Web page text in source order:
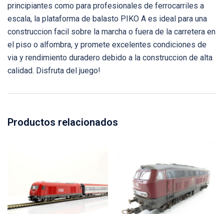
principiantes como para profesionales de ferrocarriles a
escala, la plataforma de balasto PIKO A es ideal para una
construccion facil sobre la marcha o fuera de la carretera en
el piso o alfombra, y promete excelentes condiciones de
via y rendimiento duradero debido a la construccion de alta
calidad. Disfruta del juego!
Productos relacionados